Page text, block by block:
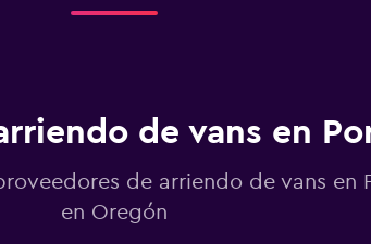
de vans en
de arriendo de vans en
en Oregón